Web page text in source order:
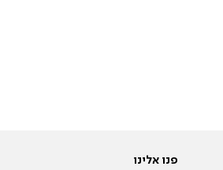
פנו אלינו